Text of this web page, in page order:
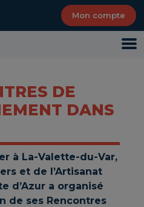
Mon compte
DE
DANS
à La-Valette-du-Var,
et de l’Artisanat
d’Azur a organisé
de ses Rencontres